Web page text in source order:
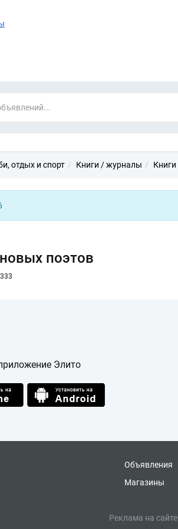
отдых и спорт Книги / журналы Книги
поэтов
Элито
Объявления
Магазины
Реклама на сайте